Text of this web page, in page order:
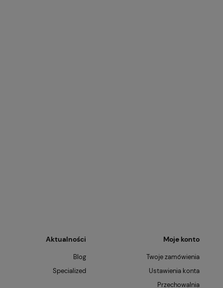
Aktualności
Blog
Specialized
Moje konto
Twoje zamówienia
Ustawienia konta
Przechowalnia